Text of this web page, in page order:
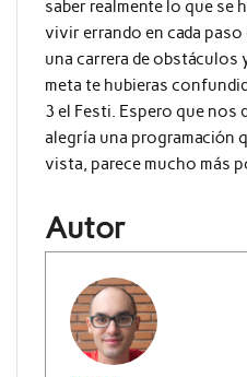
saber realmente lo que se
vivir errando en cada
una carrera de obstáculos
meta te hubieras
3 el Festi. Espero que nos
alegría una programación
vista, parece mucho más
Autor